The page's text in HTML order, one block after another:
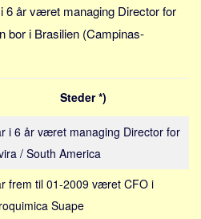
6 år været managing Director for
bor i Brasilien (Campinas-
Steder *)
i 6 år været managing Director for
/ South America
frem til 01-2009 været CFO i
Suape